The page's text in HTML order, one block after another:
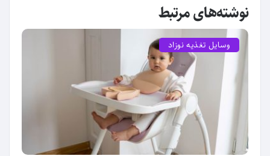
نوشته‌های مرتبط
وسایل تغذیه نوزاد